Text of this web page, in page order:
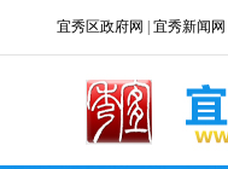
宜秀区政府网 宜秀新闻网